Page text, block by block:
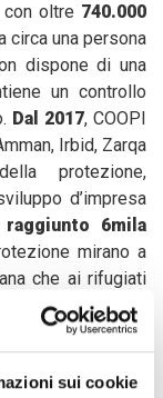
sui cookie
oltre 740.000
circa una persona
dispone di una
un controllo
Dal 2017, COOPI
Irbid, Zarqa
protezione,
d’impresa
6mila
mirano a
che ai rifugiati
vulnerabilità e
un’attenzione
e persone con